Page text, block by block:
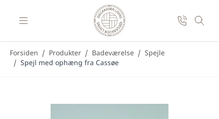
Forsiden / Produkter / Badeværelse / Spejle
/ Spejl med ophæng fra Cassøe